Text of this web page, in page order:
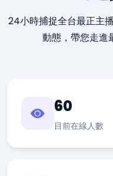
24小時捕捉全台最正主
動態，帶您走進
60
目前在線人數